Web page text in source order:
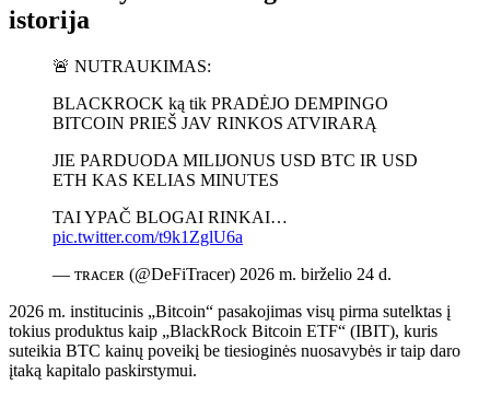
istorija
🚨 NUTRAUKIMAS:
BLACKROCK ką tik PRADĖJO DEMPINGO
BITCOIN PRIEŠ JAV RINKOS ATVIRARĄ
JIE PARDUODA MILIJONUS USD BTC IR USD
ETH KAS KELIAS MINUTES
TAI YPAČ BLOGAI RINKAI…
pic.twitter.com/t9k1ZglU6a
— ᴛʀᴀᴄᴇʀ (@DeFiTracer) 2026 m. birželio 24 d.
2026 m. institucinis „Bitcoin“ pasakojimas visų pirma sutelktas į
tokius produktus kaip „BlackRock Bitcoin ETF“ (IBIT), kuris
suteikia BTC kainų poveikį be tiesioginės nuosavybės ir taip daro
įtaką kapitalo paskirstymui.